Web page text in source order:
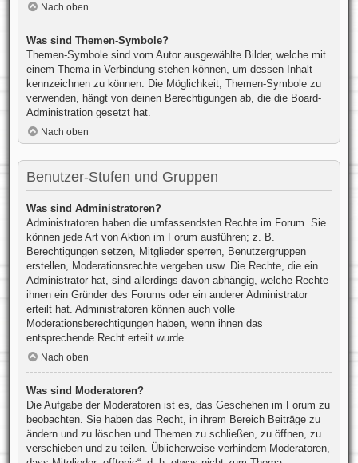
Nach oben
Was sind Themen-Symbole?
Themen-Symbole sind vom Autor ausgewählte Bilder, welche mit
einem Thema in Verbindung stehen können, um dessen Inhalt
kennzeichnen zu können. Die Möglichkeit, Themen-Symbole zu
verwenden, hängt von deinen Berechtigungen ab, die die Board-
Administration gesetzt hat.
Nach oben
Benutzer-Stufen und Gruppen
Was sind Administratoren?
Administratoren haben die umfassendsten Rechte im Forum. Sie
können jede Art von Aktion im Forum ausführen; z. B.
Berechtigungen setzen, Mitglieder sperren, Benutzergruppen
erstellen, Moderationsrechte vergeben usw. Die Rechte, die ein
Administrator hat, sind allerdings davon abhängig, welche Rechte
ihnen ein Gründer des Forums oder ein anderer Administrator
erteilt hat. Administratoren können auch volle
Moderationsberechtigungen haben, wenn ihnen das
entsprechende Recht erteilt wurde.
Nach oben
Was sind Moderatoren?
Die Aufgabe der Moderatoren ist es, das Geschehen im Forum zu
beobachten. Sie haben das Recht, in ihrem Bereich Beiträge zu
ändern und zu löschen und Themen zu schließen, zu öffnen, zu
verschieben und zu teilen. Üblicherweise verhindern Moderatoren,